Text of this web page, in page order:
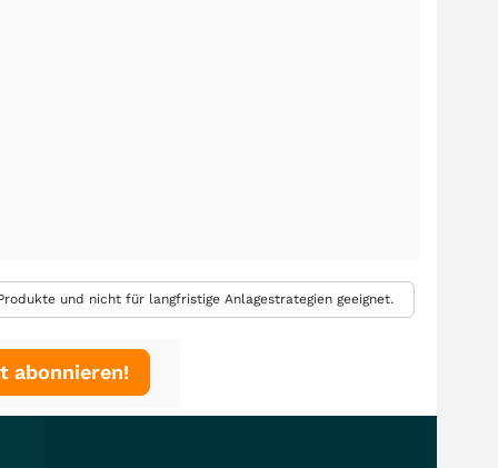
und nicht für langfristige Anlagestrategien geeignet.
abonnieren!